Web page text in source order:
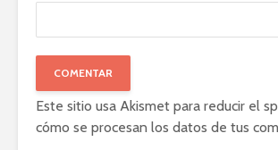
Este sitio usa Akismet para reducir el
cómo se procesan los datos de tus